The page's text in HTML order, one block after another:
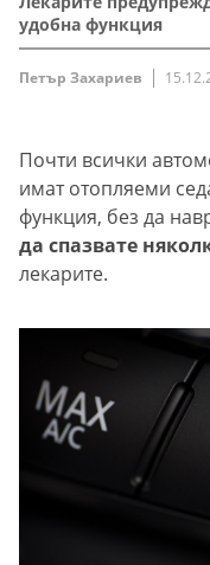
удобна функция
Петър Захариев
Почти всички
имат отопляеми
функция, без да
да спазвате
лекарите.